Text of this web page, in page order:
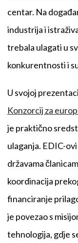
centar. Na
industrija i
trebala ulagati u
konkurentnosti i
U svojoj
Konzorcij za
je praktično
ulaganja. EDIC-
državama
koordinacija
financiranje
je povezao s
tehnologija, gdje